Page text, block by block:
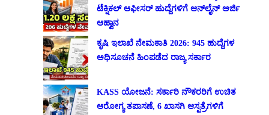
ಟೆಕ್ನಿಕಲ್ ಆಫೀಸರ್ ಹುದ್ದೆಗಳಿಗೆ ಆನ್‌ಲೈನ್ ಅರ್ಜಿ
ಆಹ್ವಾನ
ಕೃಷಿ ಇಲಾಖೆ ನೇಮಕಾತಿ 2026: 945 ಹುದ್ದೆಗಳ
ಅಧಿಸೂಚನೆ ಹಿಂಪಡೆದ ರಾಜ್ಯ ಸರ್ಕಾರ
KASS ಯೋಜನೆ: ಸರ್ಕಾರಿ ನೌಕರರಿಗೆ ಉಚಿತ
ಆರೋಗ್ಯ ತಪಾಸಣೆ, 6 ಖಾಸಗಿ ಆಸ್ಪತ್ರೆಗಳಿಗೆ